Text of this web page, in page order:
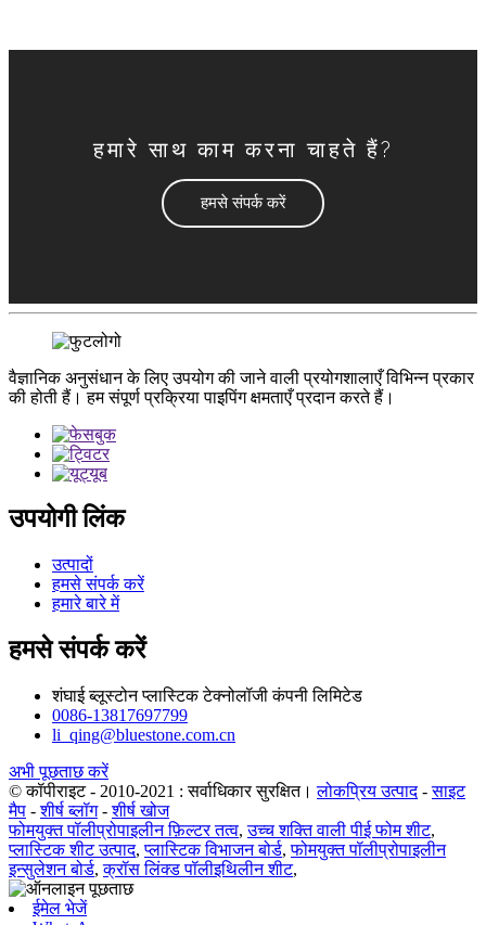
हमारे साथ काम करना चाहते हैं?
हमसे संपर्क करें
वैज्ञानिक अनुसंधान के लिए उपयोग की जाने वाली प्रयोगशालाएँ विभिन्न प्रकार
की होती हैं। हम संपूर्ण प्रक्रिया पाइपिंग क्षमताएँ प्रदान करते हैं।
उपयोगी लिंक
उत्पादों
हमसे संपर्क करें
हमारे बारे में
हमसे संपर्क करें
शंघाई ब्लूस्टोन प्लास्टिक टेक्नोलॉजी कंपनी लिमिटेड
0086-13817697799
li_qing@bluestone.com.cn
अभी पूछताछ करें
© कॉपीराइट - 2010-2021 : सर्वाधिकार सुरक्षित। लोकप्रिय उत्पाद-साइट
मैप -शीर्ष ब्लॉग-शीर्ष खोज
फोमयुक्त पॉलीप्रोपाइलीन फ़िल्टर तत्व,उच्च शक्ति वाली पीई फोम शीट,
प्लास्टिक शीट उत्पाद,प्लास्टिक विभाजन बोर्ड,फोमयुक्त पॉलीप्रोपाइलीन
इन्सुलेशन बोर्ड,क्रॉस लिंक्ड पॉलीइथिलीन शीट,
ईमेल भेजें